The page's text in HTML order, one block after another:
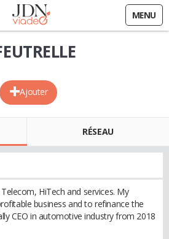
MENU
Ajouter
RÉSEAU
HiTech and services. My
business and to refinance the
CEO in automotive industry from 2018